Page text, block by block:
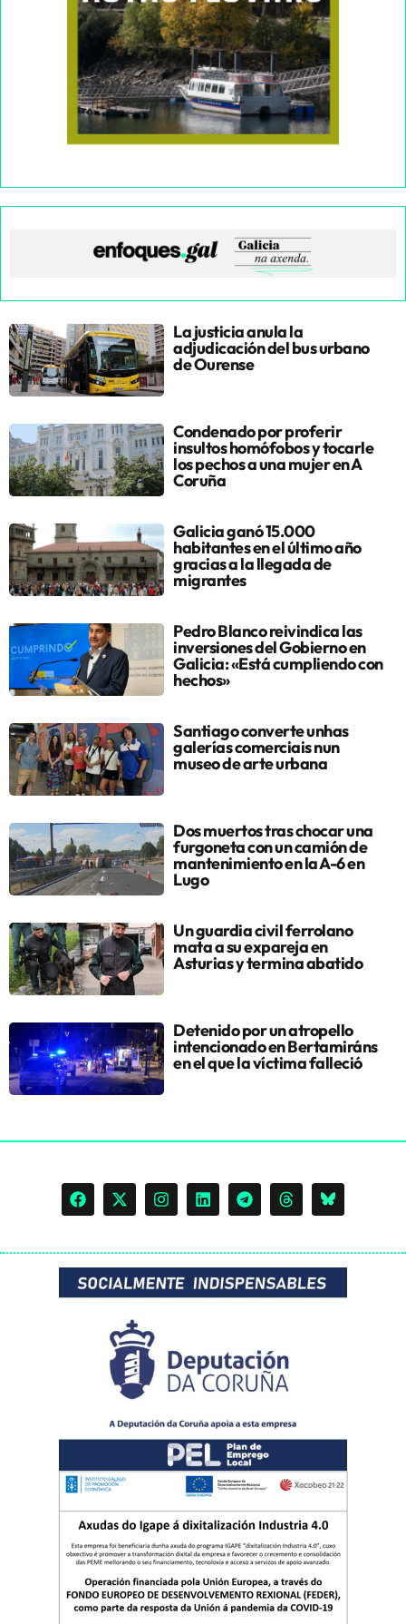
La justicia anula la
adjudicación del bus urbano
de Ourense
Condenado por proferir
insultos homófobos y tocarle
los pechos a una mujer en A
Coruña
Galicia ganó 15.000
habitantes en el último año
gracias a la llegada de
migrantes
Pedro Blanco reivindica las
inversiones del Gobierno en
Galicia: «Está cumpliendo con
hechos»
Santiago converte unhas
galerías comerciais nun
museo de arte urbana
Dos muertos tras chocar una
furgoneta con un camión de
mantenimiento en la A-6 en
Lugo
Un guardia civil ferrolano
mata a su expareja en
Asturias y termina abatido
Detenido por un atropello
intencionado en Bertamiráns
en el que la víctima falleció